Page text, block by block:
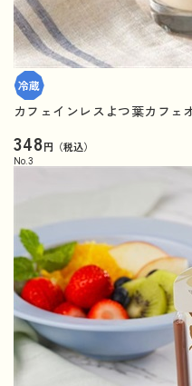
カフェインレスよつ葉カフェ
348円（税込）
No. 3